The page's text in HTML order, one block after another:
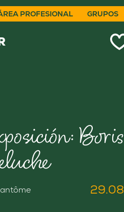
PROFESIONAL GRUPOS
Boris
29.08